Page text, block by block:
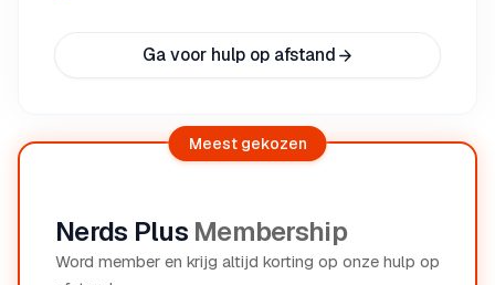
Ga voor hulp op afstand
Nerds Plus Membership
Word member en krijg altijd korting op onze hulp op
Meest gekozen